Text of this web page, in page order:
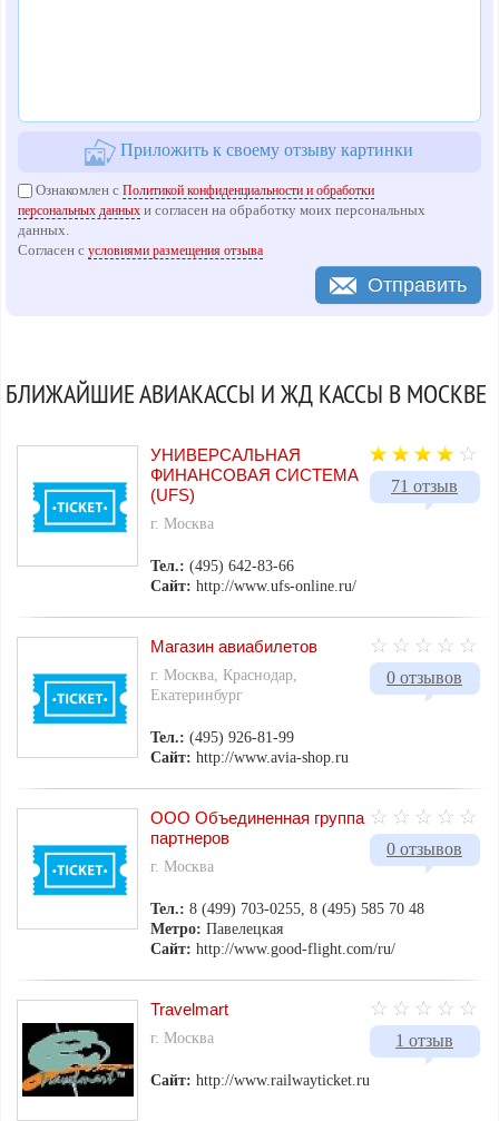
Приложить к своему отзыву картинки
Ознакомлен сПолитикой конфиденциальности и обработки
персональных данных и согласен на обработку моих персональных
данных.
Согласен сусловиями размещения отзыва
Отправить
БЛИЖАЙШИЕ АВИАКАССЫ И ЖД КАССЫ В МОСКВЕ
71 отзыв
УНИВЕРСАЛЬНАЯ
ФИНАНСОВАЯ СИСТЕМА
(UFS)
г. Москва
Тел.:(495) 642-83-66
Сайт: http://www.ufs-online.ru/
0 отзывов
Магазин авиабилетов
г. Москва, Краснодар,
Екатеринбург
Тел.:(495) 926-81-99
Сайт: http://www.avia-shop.ru
0 отзывов
ООО Объединенная группа
партнеров
г. Москва
Тел.:8 (499) 703-0255, 8 (495) 585 70 48
Метро:Павелецкая
Сайт: http://www.good-flight.com/ru/
1 отзыв
Travelmart
г. Москва
Сайт: http://www.railwayticket.ru